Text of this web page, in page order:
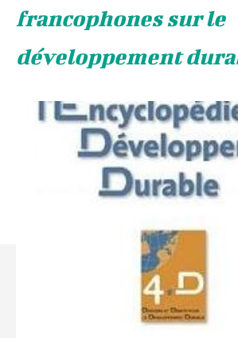
francophones sur le
développement